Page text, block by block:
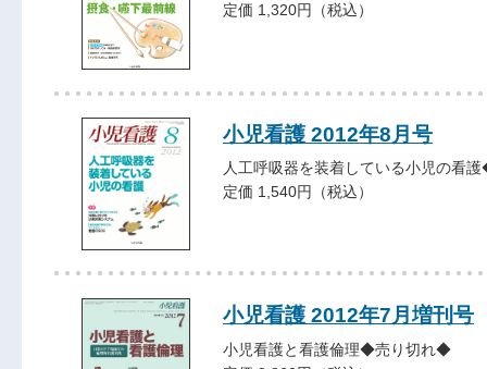
定価 1,320円（税込）
小児看護 2012年8月号
人工呼吸器を装着している小児の看
定価 1,540円（税込）
小児看護 2012年7月増刊号
小児看護と看護倫理◆売り切れ◆